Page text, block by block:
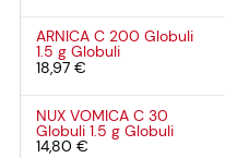
ARNICA C 200 Globuli
1.5 gGlobuli
18,97 €
NUX VOMICA C 30
Globuli1.5 gGlobuli
14,80 €